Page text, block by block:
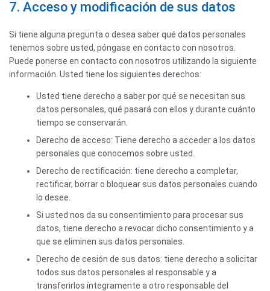
7. Acceso y modificación de sus datos
Si tiene alguna pregunta o desea saber qué datos personales
tenemos sobre usted, póngase en contacto con nosotros.
Puede ponerse en contacto con nosotros utilizando la siguiente
información. Usted tiene los siguientes derechos:
Usted tiene derecho a saber por qué se necesitan sus
datos personales, qué pasará con ellos y durante cuánto
tiempo se conservarán.
Derecho de acceso: Tiene derecho a acceder a los datos
personales que conocemos sobre usted.
Derecho de rectificación: tiene derecho a completar,
rectificar, borrar o bloquear sus datos personales cuando
lo desee.
Si usted nos da su consentimiento para procesar sus
datos, tiene derecho a revocar dicho consentimiento y a
que se eliminen sus datos personales.
Derecho de cesión de sus datos: tiene derecho a solicitar
todos sus datos personales al responsable y a
transferirlos íntegramente a otro responsable del